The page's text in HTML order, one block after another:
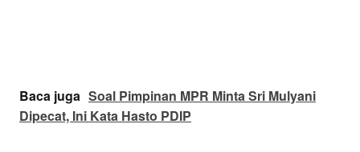
Baca juga Soal Pimpinan MPR Minta Sri Mulyani
Dipecat, Ini Kata Hasto PDIP